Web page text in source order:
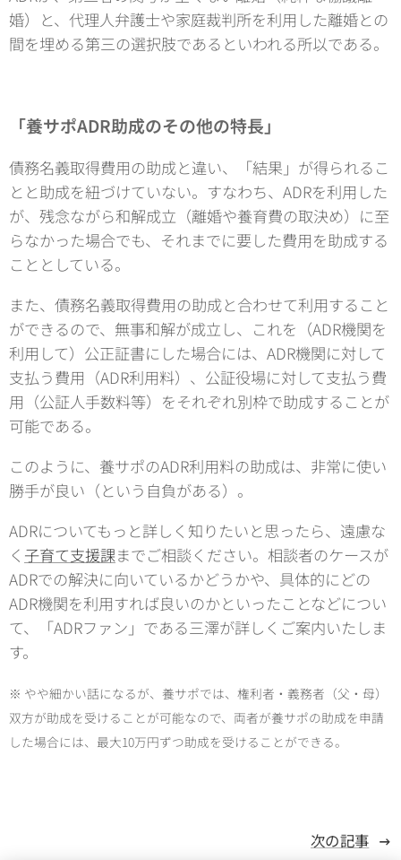
婚）と、代理人弁護士や家庭裁判所を利用した離婚との
間を埋める第三の選択肢であるといわれる所以である。
「養サポADR助成のその他の特長」
債務名義取得費用の助成と違い、「結果」が得られるこ
とと助成を紐づけていない。すなわち、ADRを利用した
が、残念ながら和解成立（離婚や養育費の取決め）に至
らなかった場合でも、それまでに要した費用を助成する
こととしている。
また、債務名義取得費用の助成と合わせて利用すること
ができるので、無事和解が成立し、これを（ADR機関を
利用して）公正証書にした場合には、ADR機関に対して
支払う費用（ADR利用料）、公証役場に対して支払う費
用（公証人手数料等）をそれぞれ別枠で助成することが
可能である。
このように、養サポのADR利用料の助成は、非常に使い
勝手が良い（という自負がある）。
ADRについてもっと詳しく知りたいと思ったら、遠慮な
く 子育て支援課までご相談ください。相談者のケースが
ADRでの解決に向いているかどうかや、具体的にどの
ADR機関を利用すれば良いのかといったことなどについ
て、「ADRファン」である三澤が詳しくご案内いたしま
す。
※ やや細かい話になるが、養サポでは、権利者・義務者（父・母）
双方が助成を受けることが可能なので、両者が養サポの助成を申請
した場合には、最大10万円ずつ助成を受けることができる。
次の記事